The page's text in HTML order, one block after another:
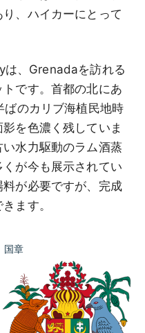
、ハイカーにとって
、Grenadaを訪れる
です。首都の北にあ
ばのカリブ海植民地時
を色濃く残していま
水力駆動のラム酒蒸
が今も展示されてい
が必要ですが、完成
ます。
国章